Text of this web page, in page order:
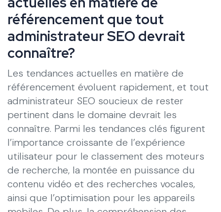
référencement que tout
administrateur SEO devrait
connaître?
Les tendances actuelles en matière de
référencement évoluent rapidement, et tout
administrateur SEO soucieux de rester
pertinent dans le domaine devrait les
connaître. Parmi les tendances clés figurent
l’importance croissante de l’expérience
utilisateur pour le classement des moteurs
de recherche, la montée en puissance du
contenu vidéo et des recherches vocales,
ainsi que l’optimisation pour les appareils